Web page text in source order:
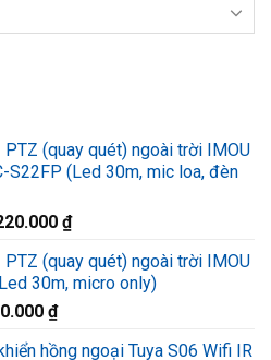
PTZ (quay quét) ngoài trời IMOU
S22FP (Led 30m, mic loa, đèn
₫.
₫Giá
tại
là:
PTZ (quay quét) ngoài trời IMOU
30m, micro only)
₫Giá
tại
hồng ngoại Tuya S06 Wifi IR